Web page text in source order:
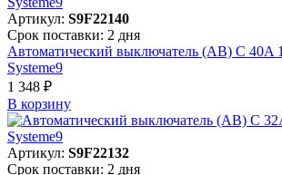
Артикул: S9F22140
Срок поставки: 2 дня
Автоматический выключатель (АВ) C 40A
Systeme9
1 348 ₽
В корзинy
Артикул: S9F22132
Срок поставки: 2 дня